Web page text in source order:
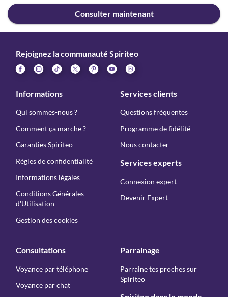
Consulter maintenant
Rejoignez la communauté Spiriteo
Informations
Qui sommes-nous ?
Comment ça marche ?
Garanties Spiriteo
Règles de confidentialité
Informations légales
Conditions Générales
d'Utilisation
Gestion des cookies
Services clients
Questions fréquentes
Programme de fidélité
Nous contacter
Services experts
Connexion expert
Devenir Expert
Consultations
Voyance par téléphone
Voyance par chat
Parrainage
Parraine tes proches sur
Spiriteo